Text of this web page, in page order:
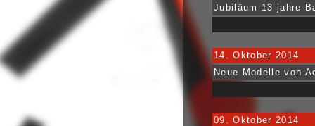
Jubiläum 13 jahre
14. Oktober 2014
Neue Modelle von
09. Oktober 2014